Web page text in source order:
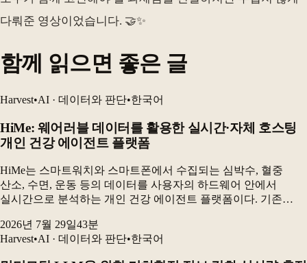
다뤄준 영상이었습니다. 🤝✨
함께 읽으면 좋은 글
Harvest•AI · 데이터와 판단•한국어
HiMe: 웨어러블 데이터를 활용한 실시간·자체 호스팅
개인 건강 에이전트 플랫폼
HiMe는 스마트워치와 스마트폰에서 수집되는 심박수, 혈중
산소, 수면, 운동 등의 데이터를 사용자의 하드웨어 안에서
실시간으로 분석하는 개인 건강 에이전트 플랫폼이다. 기존
데이터베이스를 핵심 구성요소로 삼고, 실시간 감지와
장기적인...
2026년 7월 29일43분
Harvest•AI · 데이터와 판단•한국어